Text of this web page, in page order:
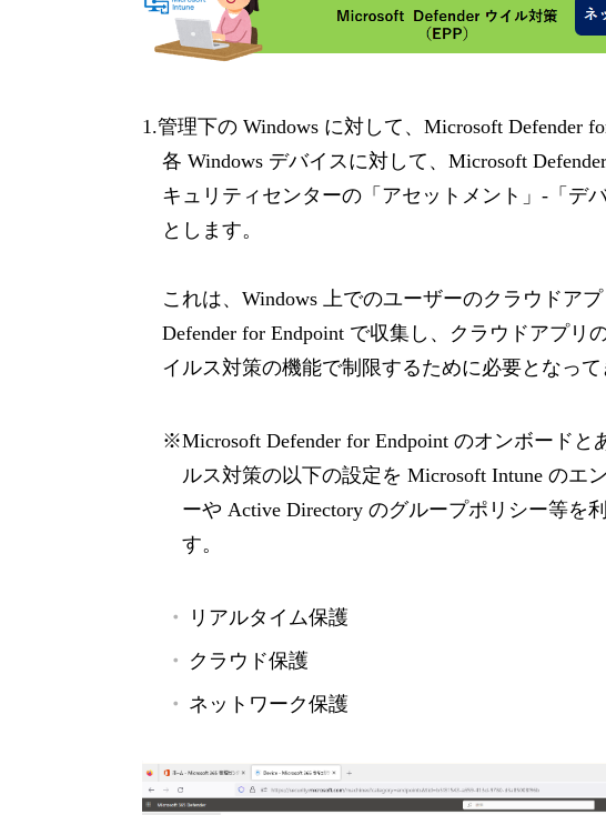
1.管理下の Windows に対して、Microsoft Defender
各 Windows デバイスに対して、Microsoft
キュリティセンターの「アセットメント」-「デ
とします。
これは、Windows 上でのユーザーのクラウドア
Defender for Endpoint で収集し、クラウドアプリ
イルス対策の機能で制限するために必要となって
※Microsoft Defender for Endpoint のオンボードと
ルス対策の以下の設定を Microsoft Intune のエ
ーや Active Directory のグループポリシー等を
す。
リアルタイム保護
クラウド保護
ネットワーク保護